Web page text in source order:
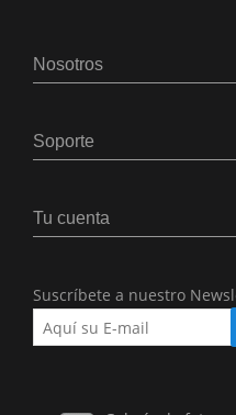
Nosotros
Soporte
Tu cuenta
Suscríbete a nuestro